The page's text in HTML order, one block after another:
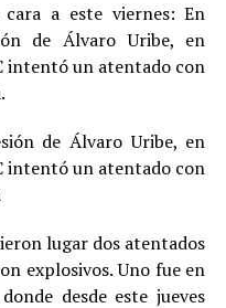
a este viernes: En
de Álvaro Uribe, en
intentó un atentado con
de Álvaro Uribe, en
intentó un atentado con
lugar dos atentados
explosivos. Uno fue en
desde este jueves